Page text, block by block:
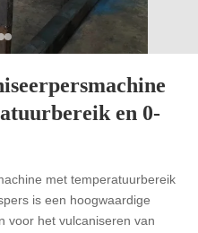
en 0-
met temperatuurbereik
is een hoogwaardige
voor het vulcaniseren van